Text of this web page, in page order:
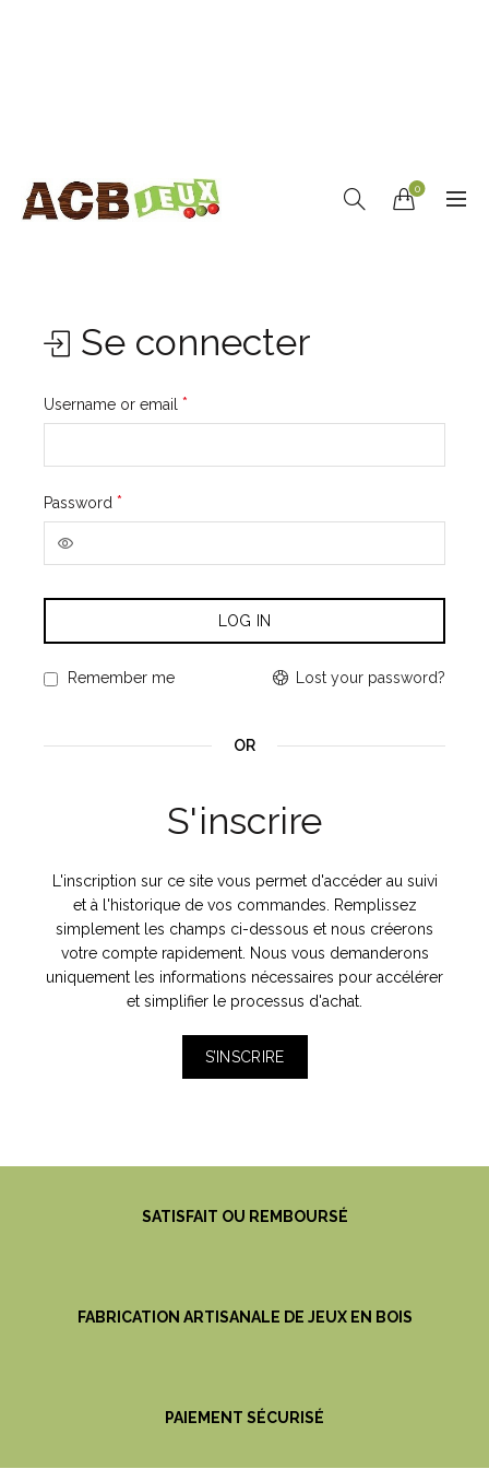
0
Se connecter
Username or email *
Password *
LOG IN
Lost your password?
Remember me
OR
S'inscrire
L'inscription sur ce site vous permet d'accéder au suivi
et à l'historique de vos commandes. Remplissez
simplement les champs ci-dessous et nous créerons
votre compte rapidement. Nous vous demanderons
uniquement les informations nécessaires pour accélérer
et simplifier le processus d'achat.
S’INSCRIRE
SATISFAIT OU REMBOURSÉ
FABRICATION ARTISANALE DE JEUX EN BOIS
PAIEMENT SÉCURISÉ